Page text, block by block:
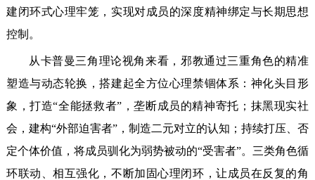
建闭环式心理牢笼，实现对成员的深度精神绑定与长期思想
控制。
从卡普曼三角理论视角来看，邪教通过三重角色的精准
塑造与动态轮换，搭建起全方位心理禁锢体系：神化头目形
象，打造“全能拯救者”，垄断成员的精神寄托；抹黑现实社
会，建构“外部迫害者”，制造二元对立的认知；持续打压、否
定个体价值，将成员驯化为弱势被动的“受害者”。三类角色循
环联动、相互强化，不断加固心理闭环，让成员在反复的角